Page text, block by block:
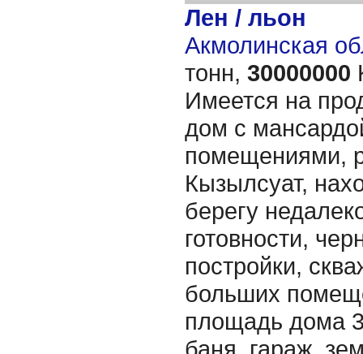
Лен / льон
Акмолинская
тонн, 30000000
Имеется на
дом с
помещениями,
Кызылсуат,
берегу
готовности,
постройки,
больших
площадь дома